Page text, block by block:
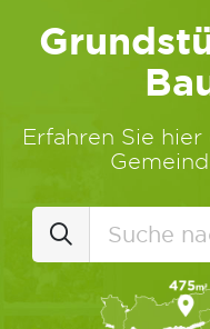
Erfahren Sie